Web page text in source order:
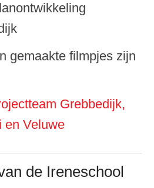
gemaakte filmpjes zijn
Grebbedijk,
en Veluwe
de Ireneschool